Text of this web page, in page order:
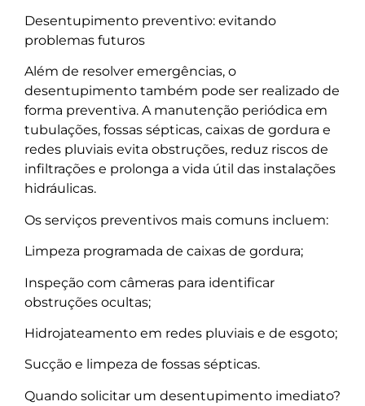
Desentupimento preventivo: evitando
problemas futuros
Além de resolver emergências, o
desentupimento também pode ser realizado de
forma preventiva. A manutenção periódica em
tubulações, fossas sépticas, caixas de gordura e
redes pluviais evita obstruções, reduz riscos de
infiltrações e prolonga a vida útil das instalações
hidráulicas.
Os serviços preventivos mais comuns incluem:
Limpeza programada de caixas de gordura;
Inspeção com câmeras para identificar
obstruções ocultas;
Hidrojateamento em redes pluviais e de esgoto;
Sucção e limpeza de fossas sépticas.
Quando solicitar um desentupimento imediato?